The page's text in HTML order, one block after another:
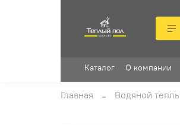
Каталог О компании
Главная Водяной